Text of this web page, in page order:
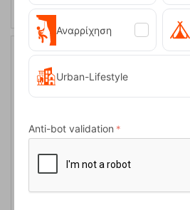
15%
Αναρρίχηση
Urban-Lifestyle
Anti-bot validation